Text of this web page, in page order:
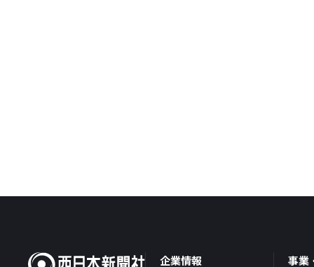
企業情報 事業